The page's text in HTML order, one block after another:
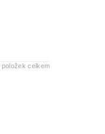
položek celkem